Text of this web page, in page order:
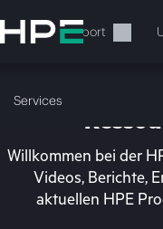
Hauptinhalt
wechseln
Support
Services
Willkommen bei der
Videos, Berichte,
aktuellen HPE